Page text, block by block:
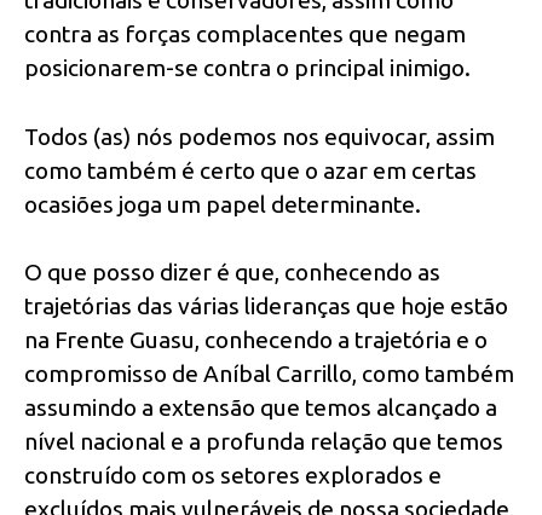
contra as forças complacentes que negam
posicionarem-se contra o principal inimigo.
Todos (as) nós podemos nos equivocar, assim
como também é certo que o azar em certas
ocasiões joga um papel determinante.
O que posso dizer é que, conhecendo as
trajetórias das várias lideranças que hoje estão
na Frente Guasu, conhecendo a trajetória e o
compromisso de Aníbal Carrillo, como também
assumindo a extensão que temos alcançado a
nível nacional e a profunda relação que temos
construído com os setores explorados e
excluídos mais vulneráveis de nossa sociedade,